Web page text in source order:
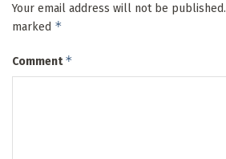
Your email address will not be published.
marked *
Comment*